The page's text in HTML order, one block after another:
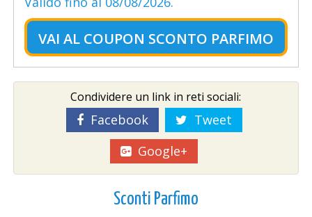
VAI AL COUPON SCONTO PARFIMO
Condividere un link in reti sociali:
Facebook
Tweet
Google+
Sconti Parfimo